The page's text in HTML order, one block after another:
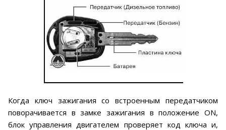
Когда ключ зажигания со встроенным передатчиком
поворачивается в замке зажигания в положение ON,
блок управления двигателем проверяет код ключа и,